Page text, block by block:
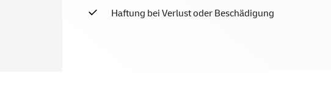
Haftung bei Verlust oder Beschädigung